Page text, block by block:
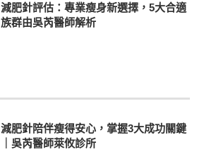
減肥針評估：專業瘦身新選擇，5大合適
族群由吳芮醫師解析
減肥針陪伴瘦得安心，掌握3大成功關鍵
｜吳芮醫師萊攸診所